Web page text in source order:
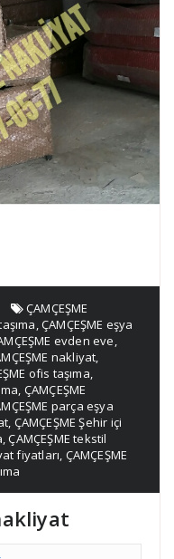
ÇAMÇEŞME
,ÇAMÇEŞME eşya
evden eve,
nakliyat,
ofis taşıma,
, ÇAMÇEŞME
parça eşya
, ÇAMÇEŞME Şehir içi
,ÇAMÇEŞME tekstil
fiyatları, ÇAMÇEŞME